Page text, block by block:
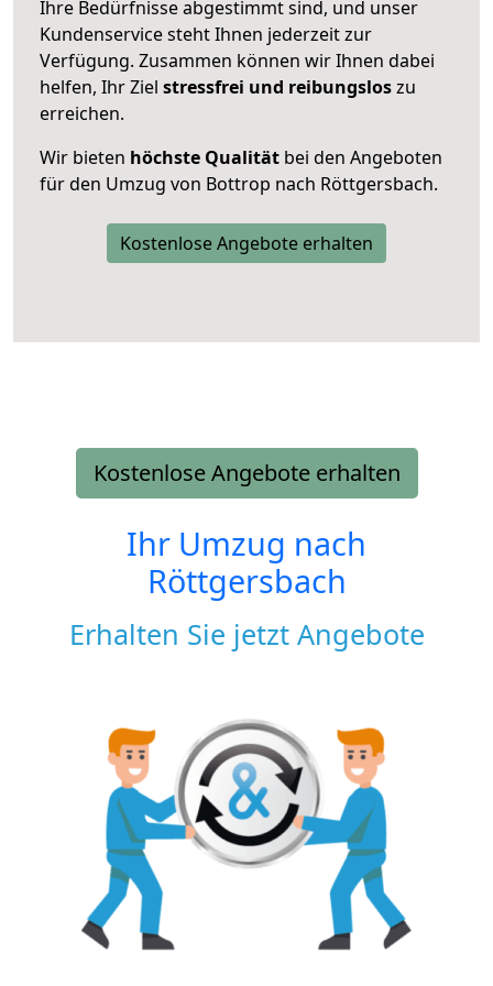
Ihre Bedürfnisse abgestimmt sind, und unser
Kundenservice steht Ihnen jederzeit zur
Verfügung. Zusammen können wir Ihnen dabei
helfen, Ihr Ziel stressfrei und reibungsloszu
erreichen.
Wir bieten höchste Qualität bei den Angeboten
für den Umzug von Bottrop nach Röttgersbach.
Kostenlose Angebote erhalten
Kostenlose Angebote erhalten
Ihr Umzug nach
Röttgersbach
Erhalten Sie jetzt Angebote